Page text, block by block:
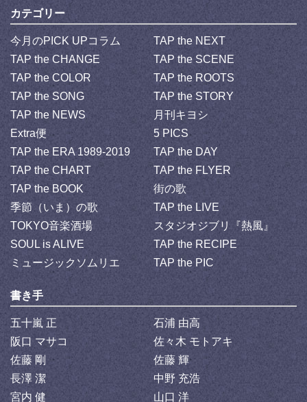
カテゴリー
今月のPICK UPコラム
TAP the NEXT
TAP the CHANGE
TAP the SCENE
TAP the COLOR
TAP the ROOTS
TAP the SONG
TAP the STORY
TAP the NEWS
月刊キヨシ
Extra便
5 PICS
TAP the ERA 1989-2019
TAP the DAY
TAP the CHART
TAP the FLYER
TAP the BOOK
街の歌
季節（いま）の歌
TAP the LIVE
TOKYO音楽酒場
スタジオジブリ『熱風』
SOUL is ALIVE
TAP the RECIPE
ミュージックソムリエ
TAP the PIC
書き手
五十嵐 正
石浦 由高
阪口 マサコ
佐々木 モトアキ
佐藤 剛
佐藤 輝
長澤 潔
中野 充浩
宮内 健
山口 洋